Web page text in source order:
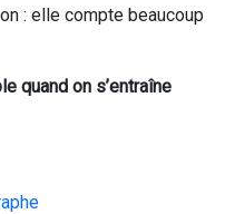
: elle compte beaucoup
quand on s’entraîne